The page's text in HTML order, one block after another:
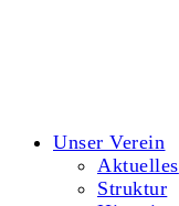
Unser Verein
Aktuelles
Struktur